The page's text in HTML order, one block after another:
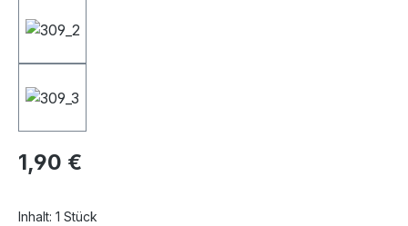
Regulärer Preis:
1,90 €
Inhalt: 1 Stück